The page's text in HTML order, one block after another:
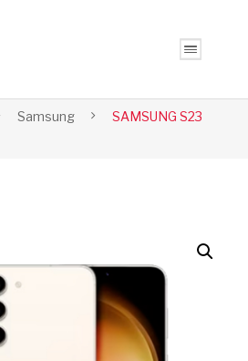
Samsung
SAMSUNG S23